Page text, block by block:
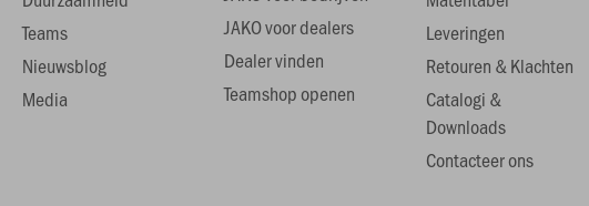
Teams
Nieuwsblog
Media
JAKO voor dealers
Dealer vinden
Teamshop openen
Leveringen
Retouren & Klachten
Catalogi &
Downloads
Contacteer ons